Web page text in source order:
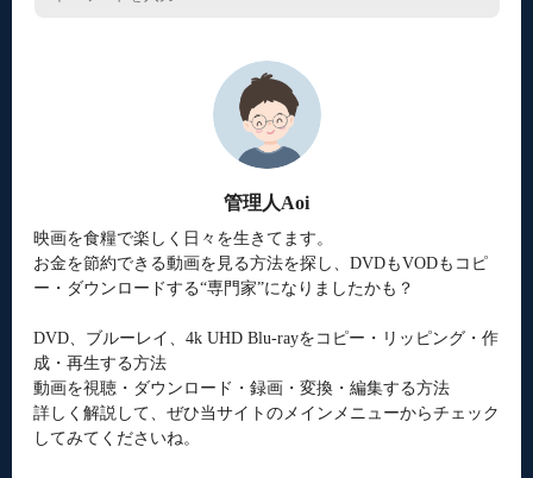
管理人Aoi
映画を食糧で楽しく日々を生きてます。
お金を節約できる動画を見る方法を探し、DVDもVODもコピ
ー・ダウンロードする“専門家”になりましたかも？
DVD、ブルーレイ、4k UHD Blu-rayをコピー・リッピング・作
成・再生する方法
動画を視聴・ダウンロード・録画・変換・編集する方法
詳しく解説して、ぜひ当サイトのメインメニューからチェック
してみてくださいね。